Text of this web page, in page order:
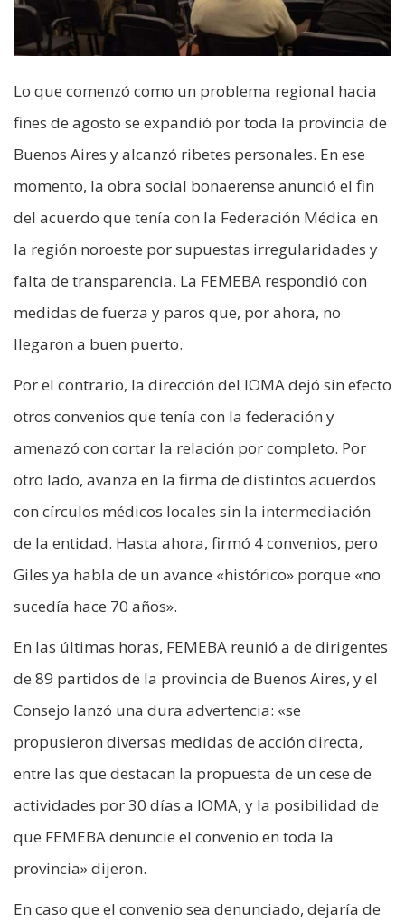
Lo que comenzó como un problema regional hacia
fines de agosto se expandió por toda la provincia de
Buenos Aires y alcanzó ribetes personales. En ese
momento, la obra social bonaerense anunció el fin
del acuerdo que tenía con la Federación Médica en
la región noroeste por supuestas irregularidades y
falta de transparencia. La FEMEBA respondió con
medidas de fuerza y paros que, por ahora, no
llegaron a buen puerto.
Por el contrario, la dirección del IOMA dejó sin efecto
otros convenios que tenía con la federación y
amenazó con cortar la relación por completo. Por
otro lado, avanza en la firma de distintos acuerdos
con círculos médicos locales sin la intermediación
de la entidad. Hasta ahora, firmó 4 convenios, pero
Giles ya habla de un avance «histórico» porque «no
sucedía hace 70 años».
En las últimas horas, FEMEBA reunió a de dirigentes
de 89 partidos de la provincia de Buenos Aires, y el
Consejo lanzó una dura advertencia: «se
propusieron diversas medidas de acción directa,
entre las que destacan la propuesta de un cese de
actividades por 30 días a IOMA, y la posibilidad de
que FEMEBA denuncie el convenio en toda la
provincia» dijeron.
En caso que el convenio sea denunciado, dejaría de